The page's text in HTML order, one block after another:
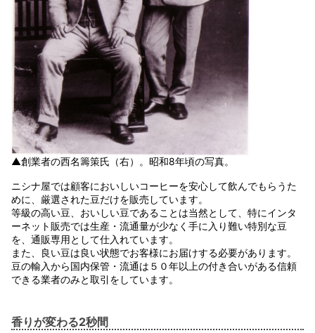
▲創業者の西名籌策氏（右）。昭和8年頃の写真。
ニシナ屋では顧客においしいコーヒーを安心して飲んでもらうた
めに、厳選された豆だけを販売しています。
等級の高い豆、おいしい豆であることは当然として、特にインタ
ーネット販売では生産・流通量が少なく手に入り難い特別な豆
を、通販専用として仕入れています。
また、良い豆は良い状態でお客様にお届けする必要があります。
豆の輸入から国内保管・流通は５０年以上の付き合いがある信頼
できる業者のみと取引をしています。
香りが変わる2秒間